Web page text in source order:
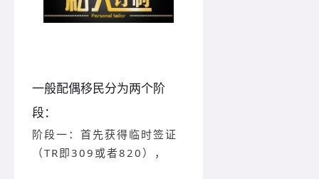
一般配偶移民分为两个阶
段：
阶段一：首先获得临时签证
（TR即309或者820），